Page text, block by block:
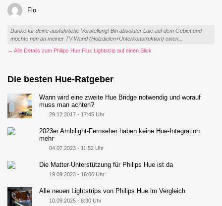
Flo
Danke für deine ausführliche Vorstellung! Bin absoluter Laie auf dem Gebiet und
möchte nun an meiner TV Wand (Holzdielen+Unterkonstruktion) einen...
→ Alle Details zum Philips Hue Flux Lightstrip auf einen Blick
Die besten Hue-Ratgeber
Wann wird eine zweite Hue Bridge notwendig und worauf
muss man achten?
29.12.2017 - 17:45 Uhr
2023er Ambilight-Fernseher haben keine Hue-Integration
mehr
04.07.2023 - 11:52 Uhr
Die Matter-Unterstützung für Philips Hue ist da
19.09.2023 - 16:06 Uhr
Alle neuen Lightstrips von Philips Hue im Vergleich
10.09.2025 - 8:30 Uhr